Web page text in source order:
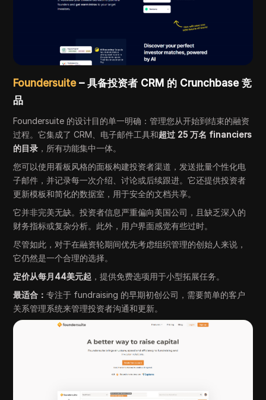
Foundersuite – 具备投资者 CRM 的 Crunchbase 竞
品
Foundersuite 的设计目的单一明确：管理您从开始到结束的融资
过程。它集成了 CRM、电子邮件工具和超过 25 万名 financiers
的目录 ，所有功能集中一体。
您可以使用看板风格的面板构建投资者渠道，发送批量个性化电
子邮件，并记录每一次介绍、讨论或后续跟进。它还提供投资者
更新模板和简化的数据室，用于安全的文档共享。
它并非完美无缺。投资者信息严重偏向美国公司，且缺乏深入的
财务指标或复杂分析。此外，用户界面感觉有些过时。
尽管如此，对于在融资轮期间优先考虑组织管理的创始人来说，
它仍然是一个合理的选择。
定价从每月44美元起 ，提供免费选项用于小型拓展任务。
最适合：专注于 fundraising 的早期初创公司，需要简单的客户
关系管理系统来管理投资者沟通和更新。